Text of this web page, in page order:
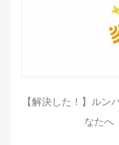
【解決した！】ルン
なたへ